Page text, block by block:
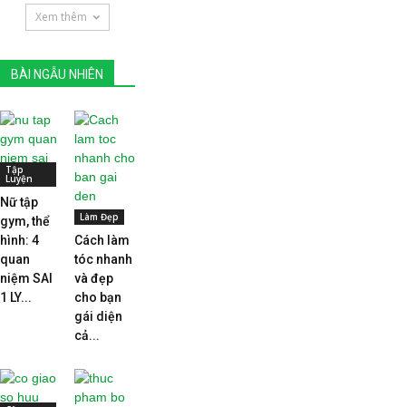
Xem thêm
BÀI NGẪU NHIÊN
Tập
Luyện
Nữ tập
gym, thể
hình: 4
quan
niệm SAI
1 LY...
Làm Đẹp
Cách làm
tóc nhanh
và đẹp
cho bạn
gái diện
cả...